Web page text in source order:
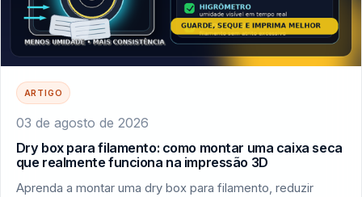
ARTIGO
03 de agosto de 2026
Dry box para filamento: como montar uma caixa seca
que realmente funciona na impressão 3D
Aprenda a montar uma dry box para filamento, reduzir